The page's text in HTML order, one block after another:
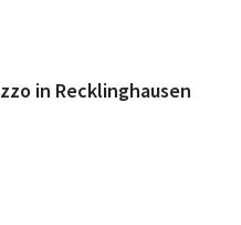
in Recklinghausen